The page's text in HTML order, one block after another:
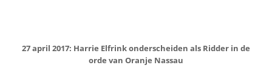
27 april 2017: Harrie Elfrink onderscheiden als Ridder in de
orde van Oranje Nassau